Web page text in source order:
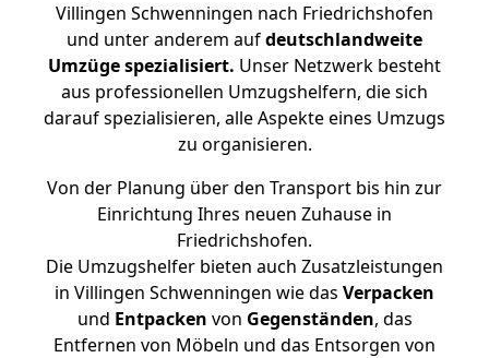
Villingen Schwenningen nach Friedrichshofen
und unter anderem aufdeutschlandweite
Umzüge spezialisiert. Unser Netzwerk besteht
aus professionellen Umzugshelfern, die sich
darauf spezialisieren, alle Aspekte eines Umzugs
zu organisieren.
Von der Planung über den Transport bis hin zur
Einrichtung Ihres neuen Zuhause in
Friedrichshofen.
Die Umzugshelfer bieten auch Zusatzleistungen
in Villingen Schwenningen wie das Verpacken
und Entpacken von Gegenständen, das
Entfernen von Möbeln und das Entsorgen von